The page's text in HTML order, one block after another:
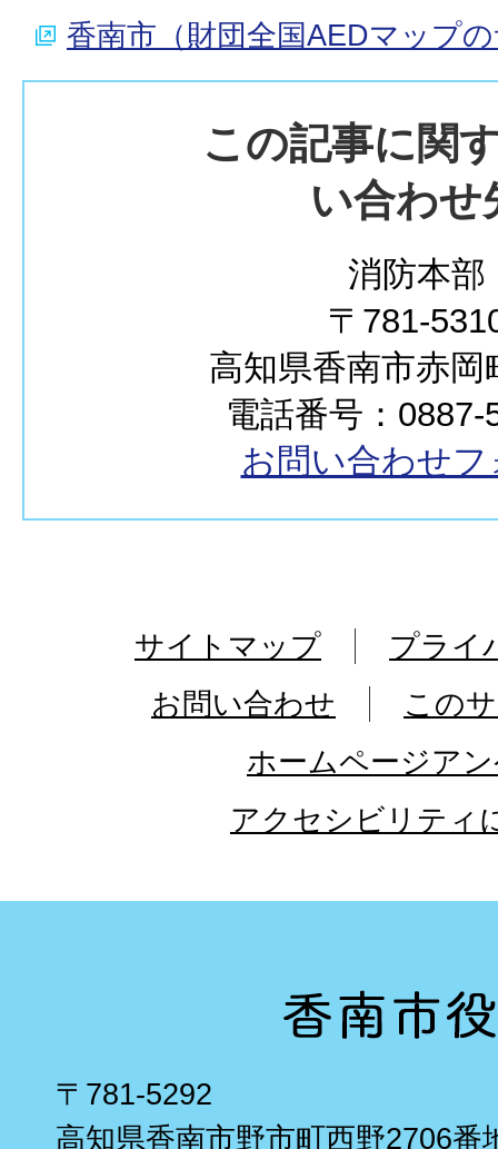
香南市（財団全国AEDマップ
この記事に関
い合わせ
消防本部
〒781-
高知県香南市赤岡
電話番号：0887-
お問い合わせフ
サイトマップ
プライ
お問い合わせ
この
ホームページア
アクセシビリティ
〒781-5292
高知県香南市野市町西野2706番